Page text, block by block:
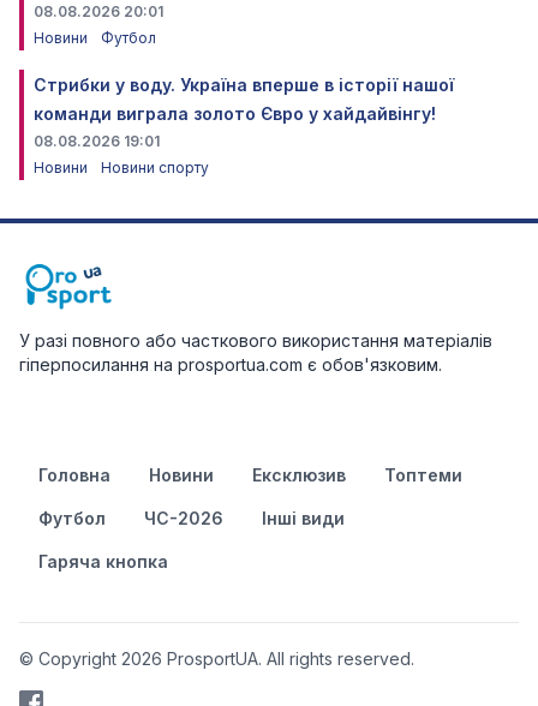
08.08.2026 20:01
Новини
Футбол
Стрибки у воду. Україна вперше в історії нашої
команди виграла золото Євро у хайдайвінгу!
08.08.2026 19:01
Новини
Новини спорту
У разі повного або часткового використання матеріалів
гіперпосилання на prosportua.com є обов'язковим.
Головна Новини Ексклюзив Топтеми
Футбол ЧС-2026 Інші види
Гаряча кнопка
© Copyright 2026 ProsportUA. All rights reserved.